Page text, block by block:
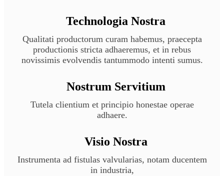
Technologia Nostra
Qualitati productorum curam habemus, praecepta
productionis stricta adhaeremus, et in rebus
novissimis evolvendis tantummodo intenti sumus.
Nostrum Servitium
Tutela clientium et principio honestae operae
adhaere.
Visio Nostra
Instrumenta ad fistulas valvularias, notam ducentem
in industria,